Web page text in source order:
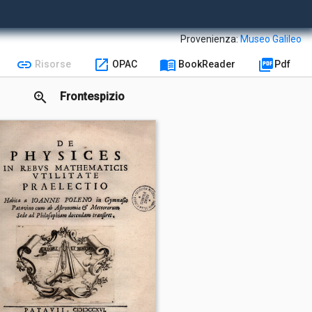
Provenienza:Museo Galileo
link Risorse open_in_new OPAC menu_book BookReader picture_as_pdf Pdf
zoom_in Frontespizio